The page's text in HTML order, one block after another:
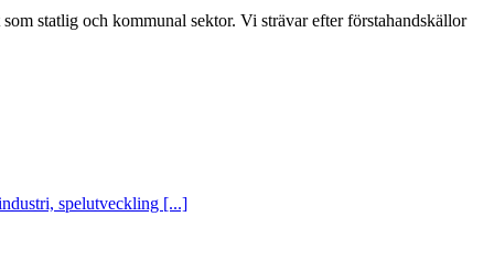
statlig och kommunal sektor. Vi strävar efter förstahandskällor
spelutveckling [...]